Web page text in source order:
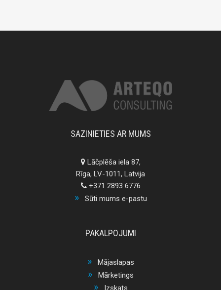
SAZINIETIES AR MUMS
Lāčplēša iela 87,
Rīga, LV-1011, Latvija
+371 2893 6776
Sūti mums e-pastu
PAKALPOJUMI
Mājaslapas
Mārketings
Izskats